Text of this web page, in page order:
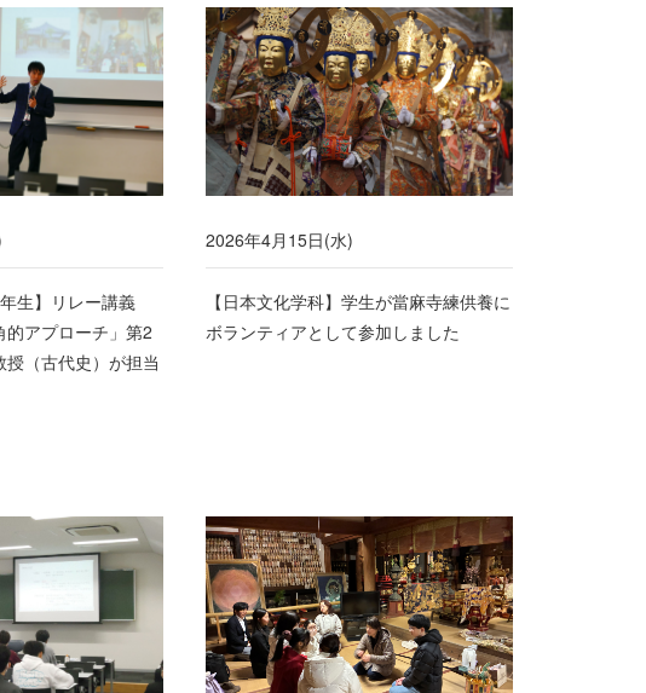
生】リレー講義
的アプローチ」第2
（古代史）が担当
2026年4月15日(水)
【日本文化学科】学生が當麻寺練供養に
ボランティアとして参加しました